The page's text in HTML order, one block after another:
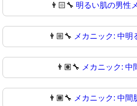
👨🏻‍🔧 明るい肌の男性
👨🏼‍🔧 メカニック: 中明
👨🏽‍🔧 メカニック: 中
👨🏾‍🔧 メカニック: 中間